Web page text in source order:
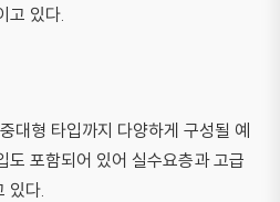
고 있다.
대형 타입까지 다양하게 구성될 예
도 포함되어 있어 실수요층과 고급
있다.